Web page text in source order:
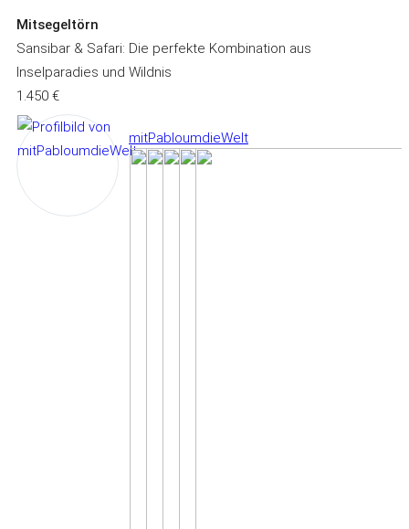
Mitsegeltörn
Sansibar & Safari: Die perfekte Kombination aus
Inselparadies und Wildnis
1.450 €
mitPabloumdieWelt